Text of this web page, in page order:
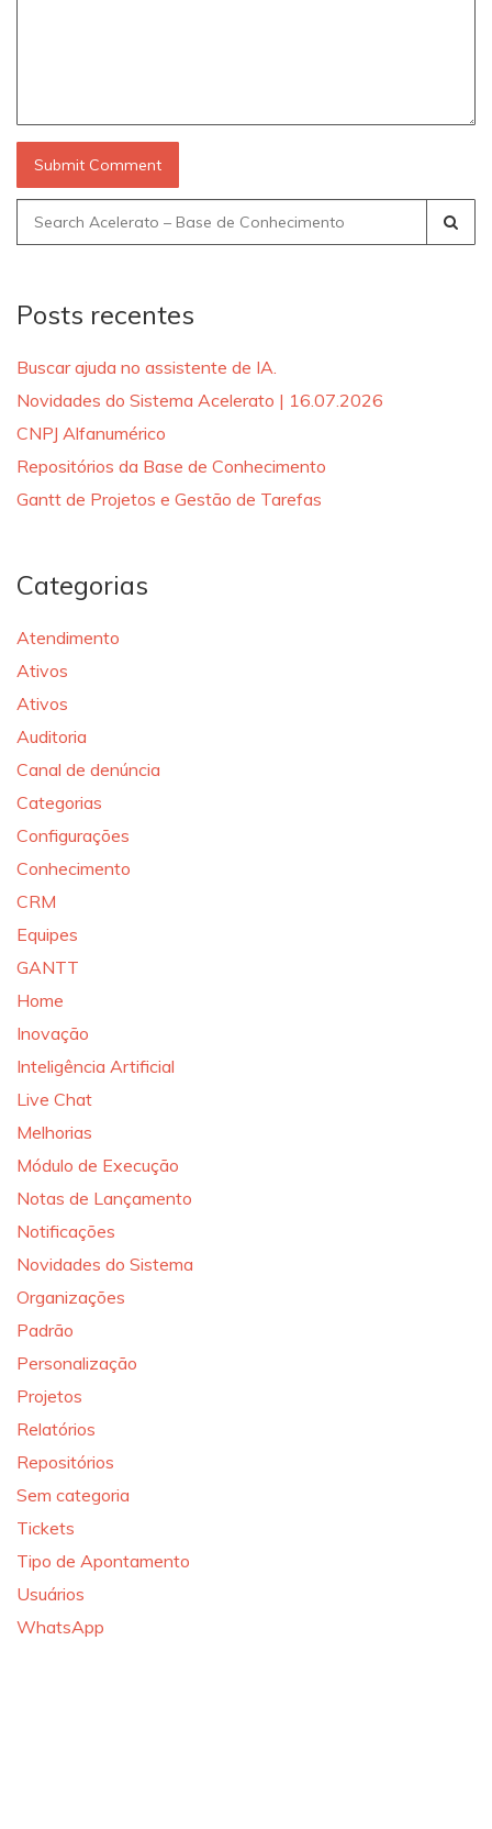
Search
for:
Posts recentes
Buscar ajuda no assistente de IA.
Novidades do Sistema Acelerato | 16.07.2026
CNPJ Alfanumérico
Repositórios da Base de Conhecimento
Gantt de Projetos e Gestão de Tarefas
Categorias
Atendimento
Ativos
Ativos
Auditoria
Canal de denúncia
Categorias
Configurações
Conhecimento
CRM
Equipes
GANTT
Home
Inovação
Inteligência Artificial
Live Chat
Melhorias
Módulo de Execução
Notas de Lançamento
Notificações
Novidades do Sistema
Organizações
Padrão
Personalização
Projetos
Relatórios
Repositórios
Sem categoria
Tickets
Tipo de Apontamento
Usuários
WhatsApp